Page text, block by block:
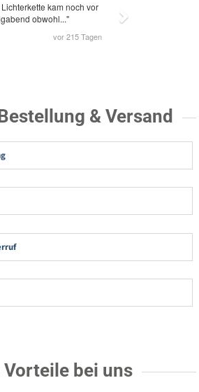
& Versand
Vorteile bei uns